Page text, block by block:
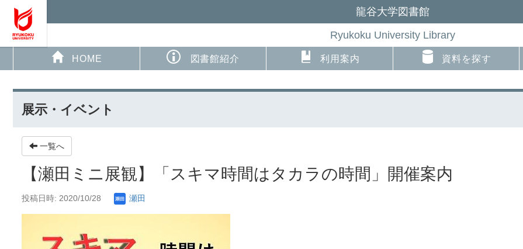
龍谷大学図書館
Ryukoku University Library
HOME 図書館紹介 利用案内 資料を探す
展示・イベント
一覧へ
【瀬田ミニ展観】「スキマ時間はタカラの時間」開催案内
投稿日時: 2020/10/28 瀬田